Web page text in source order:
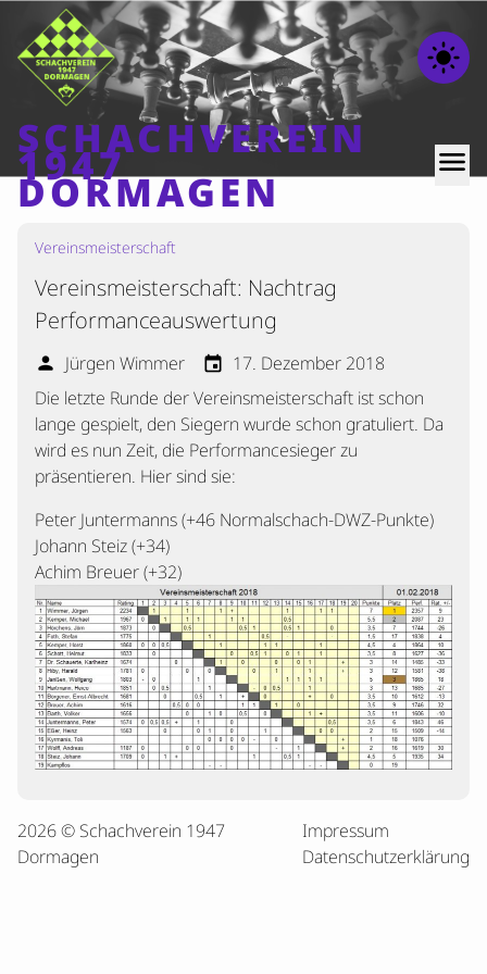
light_mode
SCHACHVEREIN
1947
DORMAGEN
menu
Home
Beiträge
Mannschaften
Ranglisten
Termine
Verschiedenes
Kontakt
Vereinsmeisterschaft
Vereinsmeisterschaft: Nachtrag
Performanceauswertung
person Jürgen Wimmer event 17. Dezember 2018
Die letzte Runde der Vereinsmeisterschaft ist schon
lange gespielt, den Siegern wurde schon gratuliert. Da
wird es nun Zeit, die Performancesieger zu
präsentieren. Hier sind sie:
Peter Juntermanns (+46 Normalschach-DWZ-Punkte)
Johann Steiz (+34)
Achim Breuer (+32)
2026 © Schachverein 1947
Dormagen
Impressum
Datenschutzerklärung